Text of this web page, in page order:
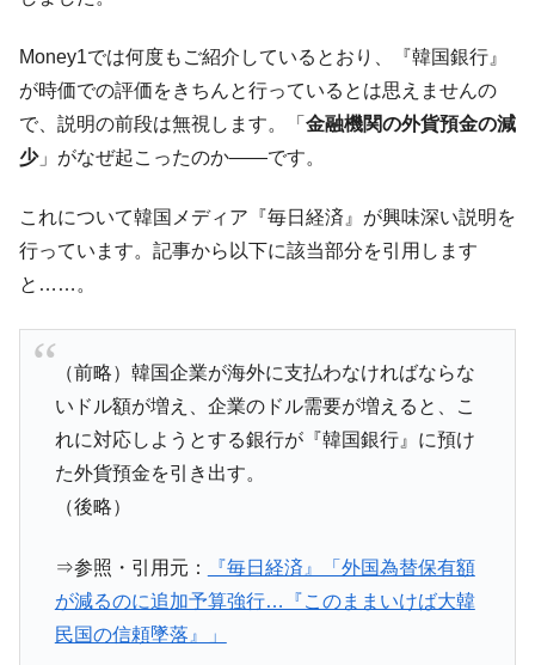
『Money1』
韓国半導体『SKハイニックス』2026年2Qの
業績「史上最高益」当期純利益は前年同期比13.4倍に。
『Money1』
韓国･加徳島新国際空港「またも暗礁」の危
機 ⇒ 10.7兆では損が出るからできない。
日(水)もサイドカー・サーキットブレイカーの二段コンボ
発動！
『Money1』
Fact1
Fact1
夏の甲子園、優勝校を最も多く輩出している都道
府県とは？
Fact1 今話題の「楽天ライオンズ」とは？
Fact1
全て勝つといくら？ 競馬GI競走で勝利騎手がもら
える賞金とは？
Fact1 平成仮面ライダーの意外すぎるモチーフとは？
Money1では何度もご紹介しているとおり、『韓国銀行』
が時価での評価をきちんと行っているとは思えませんの
で、説明の前段は無視します。「 金融機関の外貨預金の減
少」がなぜ起こったのか――です。
これについて韓国メディア『毎日経済』が興味深い説明を
行っています。記事から以下に該当部分を引用します
と……。
（前略）韓国企業が海外に支払わなければならな
いドル額が増え、企業のドル需要が増えると、こ
れに対応しようとする銀行が『韓国銀行』に預け
た外貨預金を引き出す。
（後略）
⇒参照・引用元：
『毎日経済』「外国為替保有額
が減るのに追加予算強行…『このままいけば大韓
民国の信頼墜落』」